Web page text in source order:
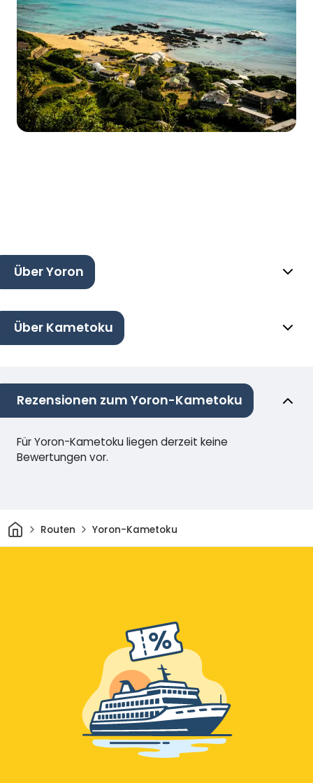
Über Yoron
Über Kametoku
Rezensionen zum Yoron-Kametoku
Für Yoron-Kametoku liegen derzeit keine
Bewertungen vor.
HeimRouten Yoron-Kametoku